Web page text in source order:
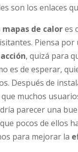
son los enlaces
mapas de calores
Piensa
, quizá para
es de esperar,
Después de
que muchos
parecer una
pocos de ellos
para mejorar la